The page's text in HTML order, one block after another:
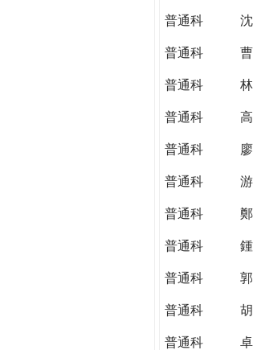
e
普通科
普通科
普通科
普通科
普通科
普通科
普通科
普通科
普通科
普通科
普通科